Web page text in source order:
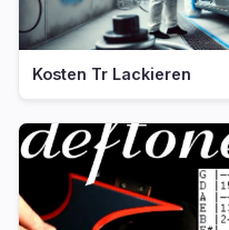
Kosten Tr Lackieren